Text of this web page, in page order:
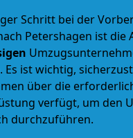
Schritt bei der
Petershagen ist die
Es ist wichtig,
über die
verfügt, um den
durchzuführen.